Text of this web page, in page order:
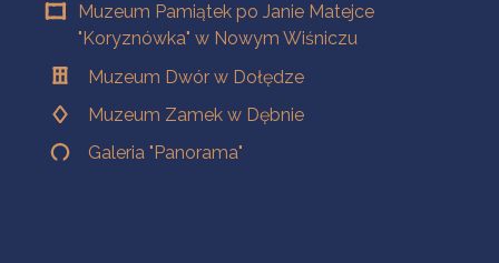
Muzeum Pamiątek po Janie Matejce
"Koryznówka" w Nowym Wiśniczu
Muzeum Dwór w Dołędze
Muzeum Zamek w Dębnie
Galeria "Panorama"